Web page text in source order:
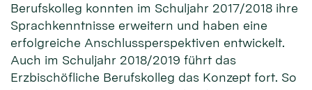
Berufskolleg konnten im Schuljahr 2017/2018 ihre
Sprachkenntnisse erweitern und haben eine
erfolgreiche Anschlussperspektiven entwickelt.
Auch im Schuljahr 2018/2019 führt das
Erzbischöfliche Berufskolleg das Konzept fort. So